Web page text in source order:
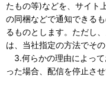
たもの等)などを、サイト
の同梱などで通知できる
るものとします。ただし
は、当社指定の方法でそ
3.何らかの理由によって
った場合、配信を停止さ